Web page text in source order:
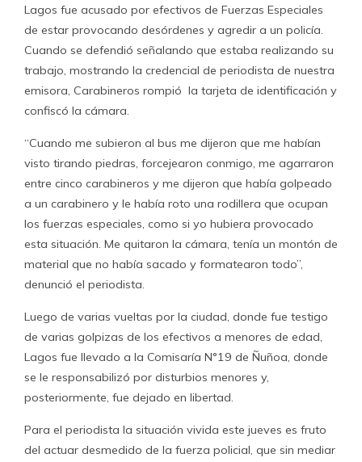
Lagos fue acusado por efectivos de Fuerzas Especiales
de estar provocando desórdenes y agredir a un policía.
Cuando se defendió señalando que estaba realizando su
trabajo, mostrando la credencial de periodista de nuestra
emisora, Carabineros rompió la tarjeta de identificación y
confiscó la cámara.
“Cuando me subieron al bus me dijeron que me habían
visto tirando piedras, forcejearon conmigo, me agarraron
entre cinco carabineros y me dijeron que había golpeado
a un carabinero y le había roto una rodillera que ocupan
los fuerzas especiales, como si yo hubiera provocado
esta situación. Me quitaron la cámara, tenía un montón de
material que no había sacado y formatearon todo”,
denunció el periodista.
Luego de varias vueltas por la ciudad, donde fue testigo
de varias golpizas de los efectivos a menores de edad,
Lagos fue llevado a la Comisaría N°19 de Ñuñoa, donde
se le responsabilizó por disturbios menores y,
posteriormente, fue dejado en libertad.
Para el periodista la situación vivida este jueves es fruto
del actuar desmedido de la fuerza policial, que sin mediar